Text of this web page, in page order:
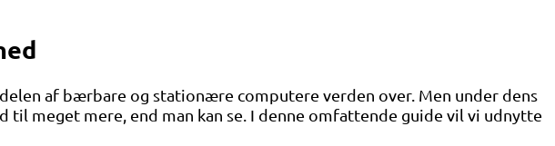
af ​​bærbare og stationære computere verden over. Men under dens
meget mere, end man kan se. I denne omfattende guide vil vi udnytte